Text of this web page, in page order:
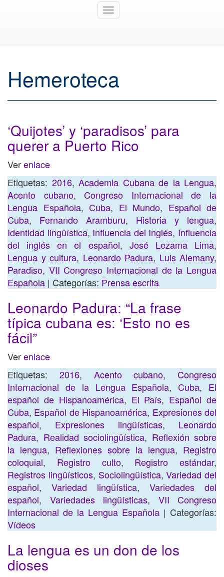
Toggle
Hemeroteca
‘Quijotes’ y ‘paradisos’ para
querer a Puerto Rico
Verenlace
Etiquetas: 2016, Academia Cubana de la Lengua,
Acento cubano,Congreso Internacional de la
Lengua Española, Cuba, El Mundo, Español de
Cuba, Fernando Aramburu, Historia y lengua,
Identidad lingüística, Influencia del Inglés, Influencia
del inglés en el español, José Lezama Lima,
Lengua y cultura, Leonardo Padura, Luis Alemany,
Paradiso, VII Congreso Internacional de la Lengua
Española | Categorías: Prensa escrita
Leonardo Padura: “La frase
típica cubana es: ‘Esto no es
fácil”
Verenlace
Etiquetas: 2016, Acento cubano, Congreso
Internacional de la Lengua Española,Cuba, El
español de Hispanoamérica, El País, Español de
Cuba, Español de Hispanoamérica, Expresiones del
español, Expresiones lingüísticas, Leonardo
Padura, Realidad sociolingüística, Reflexión sobre
la lengua, Reflexiones sobre la lengua, Registro
coloquial, Registro culto, Registro estándar,
Registros lingüísticos, Sociolingüística,Variedad del
español, Variedad lingüística, Variedades del
español, Variedades lingüísticas, VII Congreso
Internacional de la Lengua Española | Categorías:
Vídeos
La lengua es un don de los
dioses